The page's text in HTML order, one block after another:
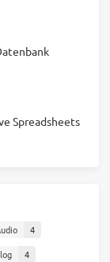
Spreadsheets
4
4